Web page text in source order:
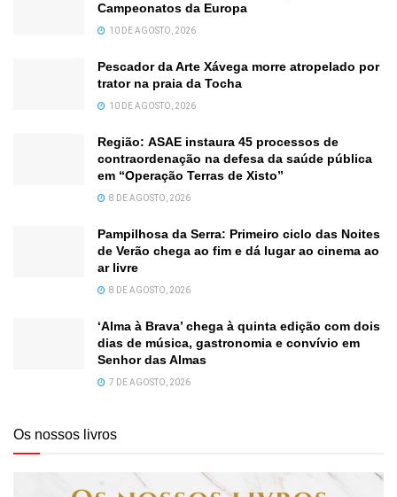
Campeonatos da Europa
10 DE AGOSTO, 2026
Pescador da Arte Xávega morre atropelado por
trator na praia da Tocha
10 DE AGOSTO, 2026
Região: ASAE instaura 45 processos de
contraordenação na defesa da saúde pública
em “Operação Terras de Xisto”
8 DE AGOSTO, 2026
Pampilhosa da Serra: Primeiro ciclo das Noites
de Verão chega ao fim e dá lugar ao cinema ao
ar livre
8 DE AGOSTO, 2026
‘Alma à Brava’ chega à quinta edição com dois
dias de música, gastronomia e convívio em
Senhor das Almas
7 DE AGOSTO, 2026
Os nossos livros